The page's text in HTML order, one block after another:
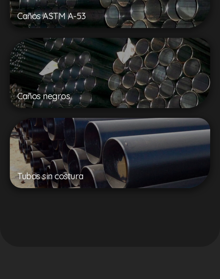
Caños ASTM A-53
Caños negros
Tubos sin costura